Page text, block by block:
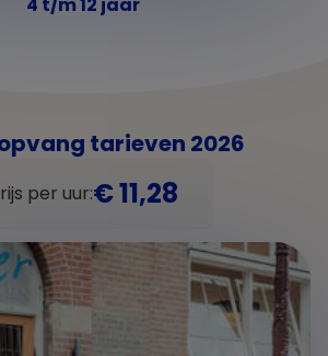
tarieven 2026
per uur:€ 11,28